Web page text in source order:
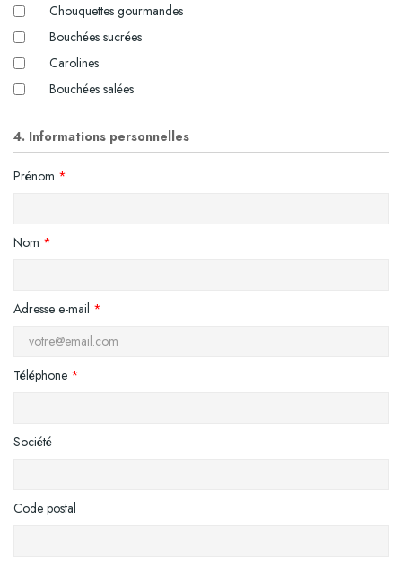
Chouquettes gourmandes
Bouchées sucrées
Carolines
Bouchées salées
4. Informations personnelles
Prénom *
Nom *
Adresse e-mail *
Téléphone *
Société
Code postal